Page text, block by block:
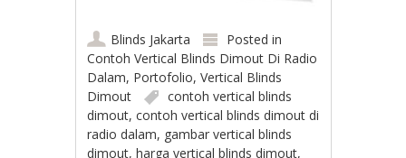
Blinds Jakarta
Posted in
Contoh Vertical Blinds Dimout Di Radio
Dalam, Portofolio,Vertical Blinds
Dimout
contoh vertical blinds
dimout,contoh vertical blinds dimout di
radio dalam, gambar vertical blinds
dimout,harga vertical blinds dimout,